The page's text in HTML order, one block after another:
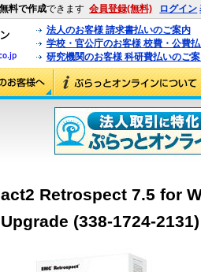
無料で作成できます 会員登録(無料) ログイン
法人のお客様 請求書払いのご案内
学校・官公庁のお客様 校費・公費
研究機関のお客様 科研費払いのご
act2 Retrospect 7.5 for
Upgrade (338-1724-2131)